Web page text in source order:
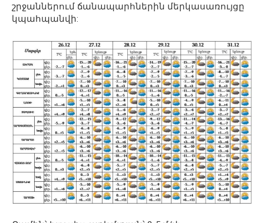
շրջաններում ճանապարհներին մերկասառույցը
կպահպանվի: